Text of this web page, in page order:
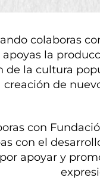
colaboras
apoyas la
de la cultura
creación de
con
con el
apoyar y